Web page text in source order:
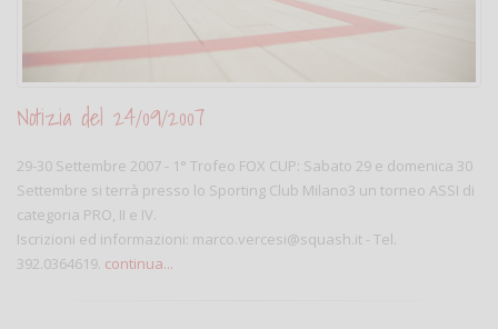
Notizia del 24/09/2007
29-30 Settembre 2007 - 1° Trofeo FOX CUP: Sabato 29 e domenica 30
Settembre si terrà presso lo Sporting Club Milano3 un torneo ASSI di
categoria PRO, II e IV.
Iscrizioni ed informazioni: marco.vercesi@squash.it - Tel.
392.0364619. continua...